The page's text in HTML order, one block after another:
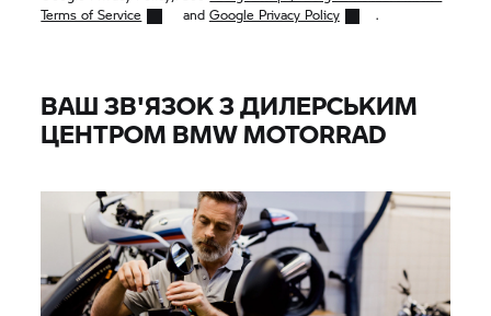
Terms of Service
and Google Privacy Policy .
ВАШ ЗВ'ЯЗОК З ДИЛЕРСЬКИМ
ЦЕНТРОМ BMW MOTORRAD